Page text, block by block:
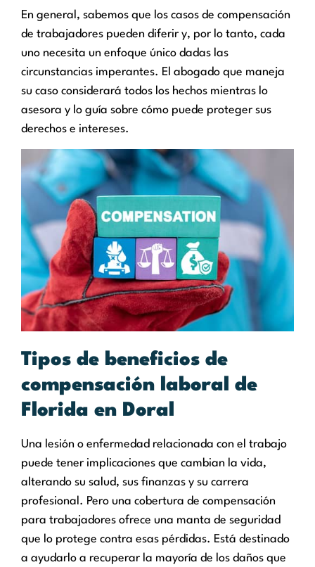
En general, sabemos que los casos de compensación
de trabajadores pueden diferir y, por lo tanto, cada
uno necesita un enfoque único dadas las
circunstancias imperantes. El abogado que maneja
su caso considerará todos los hechos mientras lo
asesora y lo guía sobre cómo puede proteger sus
derechos e intereses.
Tipos de beneficios de
compensación laboral de
Florida en Doral
Una lesión o enfermedad relacionada con el trabajo
puede tener implicaciones que cambian la vida,
alterando su salud, sus finanzas y su carrera
profesional. Pero una cobertura de compensación
para trabajadores ofrece una manta de seguridad
que lo protege contra esas pérdidas. Está destinado
a ayudarlo a recuperar la mayoría de los daños que